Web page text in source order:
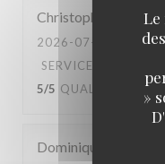
Le
»
Christophe
2026-07-10
- 20:45
SERVICE
5/5 QUALITÉ / PRIX
Dominique